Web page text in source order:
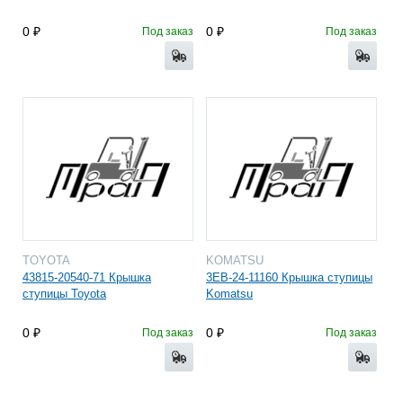
0 Под заказ 0 Под заказ
TOYOTA
43815-20540-71 Крышка
ступицы Toyota
0 Под заказ
KOMATSU
3EB-24-11160 Крышка ступицы
Komatsu
0 Под заказ